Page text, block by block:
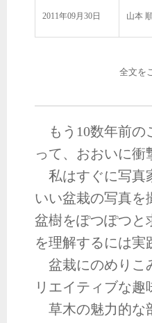
2011年09月30日 山本
全文を
もう10数年前の
って、おおいに衝
私はすぐに写真
いい盆栽の写真を
盆樹をぽつぽつと
を理解するには実
盆栽にのめりこ
リエイティブな
草木の魅力的な